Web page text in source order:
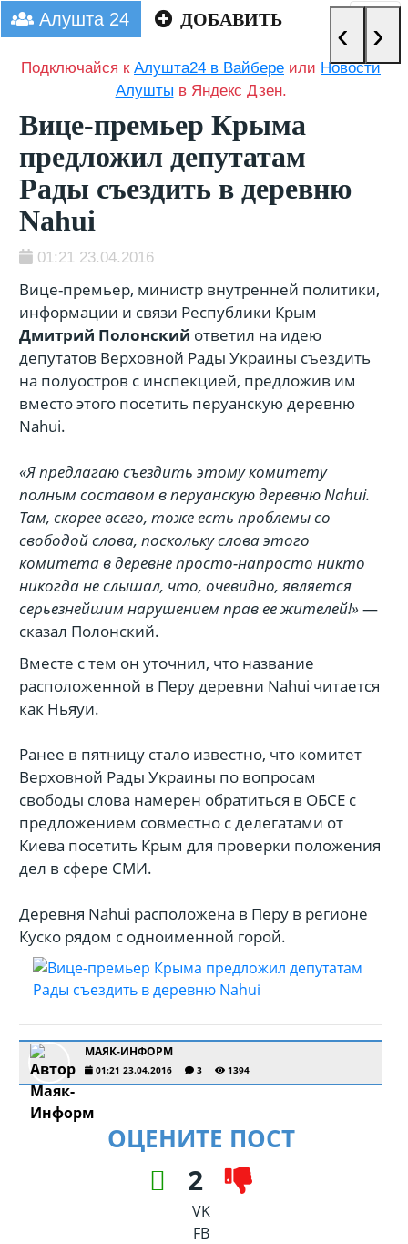
Алушта 24 ДОБАВИТЬ
Подключайся кАлушта24 в Вайбере или Новости
Алушты в Яндекс Дзен.
Вице-премьер Крыма
предложил депутатам
Рады съездить в деревню
Nahui
01:21 23.04.2016
Вице-премьер, министр внутренней политики,
информации и связи Республики Крым
Дмитрий Полонский ответил на идею
депутатов Верховной Рады Украины съездить
на полуостров с инспекцией, предложив им
вместо этого посетить перуанскую деревню
Nahui.
«Я предлагаю съездить этому комитету
полным составом в перуанскую деревню Nahui.
Там, скорее всего, тоже есть проблемы со
свободой слова, поскольку слова этого
комитета в деревне просто-напросто никто
никогда не слышал, что, очевидно, является
серьезнейшим нарушением прав ее жителей!»—
сказал Полонский.
Вместе с тем он уточнил, что название
расположенной в Перу деревни Nahui читается
как Ньяуи.
Ранее в пятницу стало известно, что комитет
Верховной Рады Украины по вопросам
свободы слова намерен обратиться в ОБСЕ с
предложением совместно с делегатами от
Киева посетить Крым для проверки положения
дел в сфере СМИ.
Деревня Nahui расположена в Перу в регионе
Куско рядом с одноименной горой.
МАЯК-ИНФОРМ
01:21 23.04.2016 3 1394
ОЦЕНИТЕ ПОСТ
2
VK
FB
‹ ›